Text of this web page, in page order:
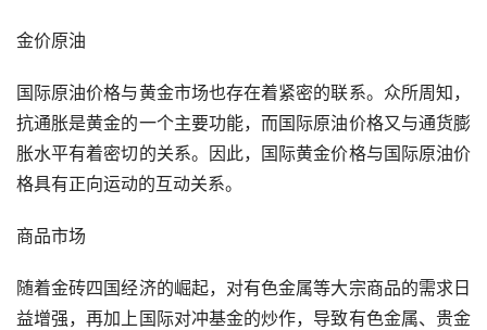
金价原油
国际原油价格与黄金市场也存在着紧密的联系。众所周知，
抗通胀是黄金的一个主要功能，而国际原油价格又与通货膨
胀水平有着密切的关系。因此，国际黄金价格与国际原油价
格具有正向运动的互动关系。
商品市场
随着金砖四国经济的崛起，对有色金属等大宗商品的需求日
益增强，再加上国际对冲基金的炒作，导致有色金属、贵金